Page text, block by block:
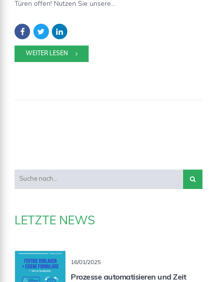
Türen offen! Nutzen Sie unsere...
WEITER LESEN
LETZTE NEWS
16/01/2025
Prozesse automatisieren und Zeit